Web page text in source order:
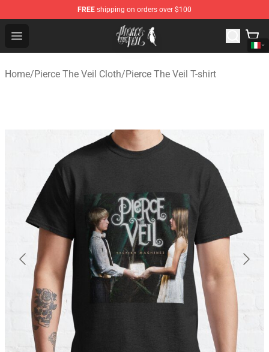
FREE shipping on orders over $100
Open menu
Pierce The Veil Store - Official Pierce The Veil
Home/Pierce The Veil Cloth/Pierce The Veil T-shirt